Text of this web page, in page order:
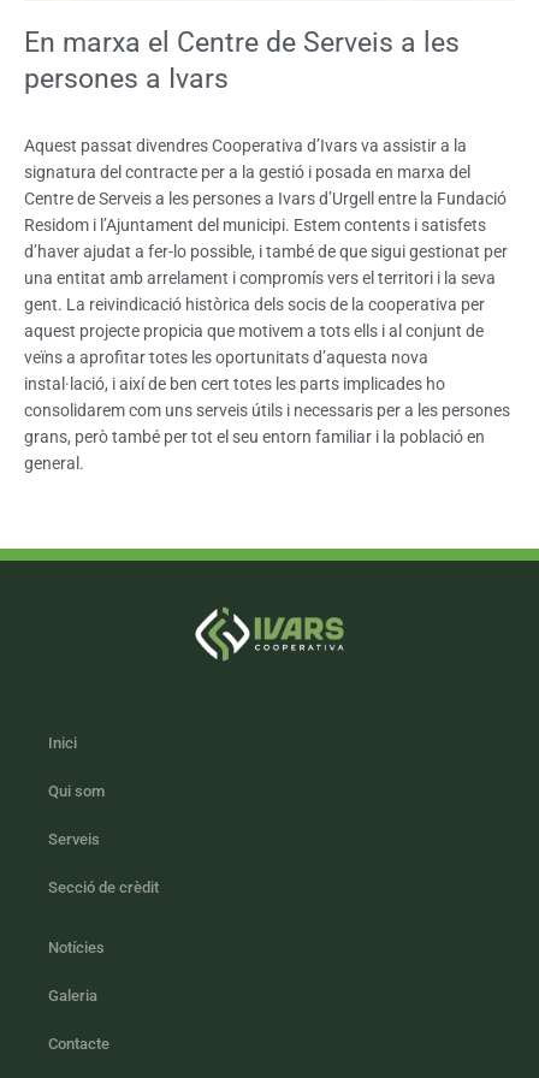
En marxa el Centre de Serveis a les
persones a Ivars
Aquest passat divendres Cooperativa d’Ivars va assistir a la
signatura del contracte per a la gestió i posada en marxa del
Centre de Serveis a les persones a Ivars d’Urgell entre la Fundació
Residom i l’Ajuntament del municipi. Estem contents i satisfets
d’haver ajudat a fer-lo possible, i també de que sigui gestionat per
una entitat amb arrelament i compromís vers el territori i la seva
gent. La reivindicació històrica dels socis de la cooperativa per
aquest projecte propicia que motivem a tots ells i al conjunt de
veïns a aprofitar totes les oportunitats d’aquesta nova
instal·lació, i així de ben cert totes les parts implicades ho
consolidarem com uns serveis útils i necessaris per a les persones
grans, però també per tot el seu entorn familiar i la població en
general.
Inici
Qui som
Serveis
Secció de crèdit
Notícies
Galeria
Contacte